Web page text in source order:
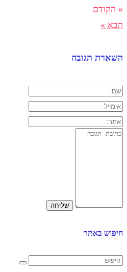
« הקודם
הבא »
השארת תגובה
חיפוש באתר